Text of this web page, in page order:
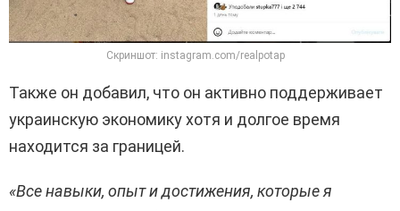
Скриншот: instagram.com/realpotap
Также он добавил, что он активно поддерживает
украинскую экономику хотя и долгое время
находится за границей.
«Все навыки, опыт и достижения, которые я